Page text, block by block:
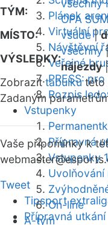
Plánek
Virtuální
Návštěvní
Veřejné
PRESS:
Rozpis
Vstupenky
Přípravná
Vstupenky
Uvolňování
On-line
A-tým
TÝM:
všechny
OPA
MÍSTO:
všude|
VÝSLEDKY:
všechny
nájezdy
Zobrazittabulkutéto
Zadaným
Vaše připomínky k
webmaster
Tweet
Tipsport
Přípravná utkání